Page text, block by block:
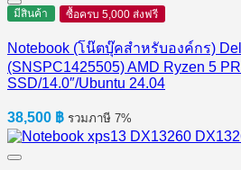
มีสินค้า ซื้อครบ 5,000 ส่งฟรี
Notebook (โน๊ตบุ๊คสำหรับองค์กร)
(SNSPC1425505) AMD Ryzen 5
SSD/14.0″/Ubuntu 24.04
38,500 ฿ รวมภาษี 7%